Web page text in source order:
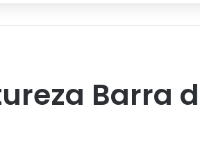
Barra